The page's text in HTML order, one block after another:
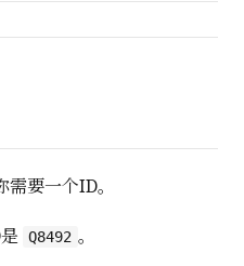
要一个ID。
Q8492 。